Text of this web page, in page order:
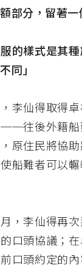
部分，留著一
服的樣式是其
同」
李仙得取得
往後外籍船
原住民將協
船難者可以
，李仙得再
口頭協議；
口頭約定的